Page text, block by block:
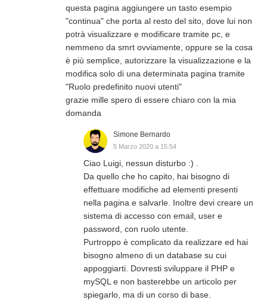
questa pagina aggiungere un tasto esempio
"continua" che porta al resto del sito, dove lui non
potrà visualizzare e modificare tramite pc, e
nemmeno da smrt ovviamente, oppure se la cosa
è più semplice, autorizzare la visualizzazione e la
modifica solo di una determinata pagina tramite
"Ruolo predefinito nuovi utenti"
grazie mille spero di essere chiaro con la mia
domanda
Simone Bernardo
5 Marzo 2020 a 15:54
Ciao Luigi, nessun disturbo :) .
Da quello che ho capito, hai bisogno di
effettuare modifiche ad elementi presenti
nella pagina e salvarle. Inoltre devi creare un
sistema di accesso con email, user e
password, con ruolo utente.
Purtroppo è complicato da realizzare ed hai
bisogno almeno di un database su cui
appoggiarti. Dovresti sviluppare il PHP e
mySQL e non basterebbe un articolo per
spiegarlo, ma di un corso di base.